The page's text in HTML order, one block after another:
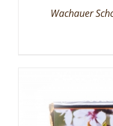
Wachauer